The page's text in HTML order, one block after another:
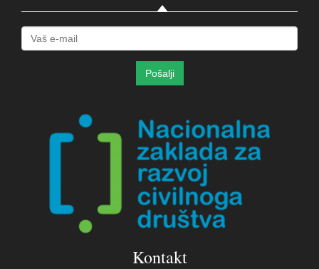
Kontakt